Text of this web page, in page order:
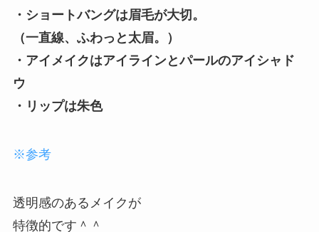
・ショートバングは眉毛が大切。
（一直線、ふわっと太眉。）
・アイメイクはアイラインとパールのアイシャド
ウ
・リップは朱色
※参考
透明感のあるメイクが
特徴的です＾＾